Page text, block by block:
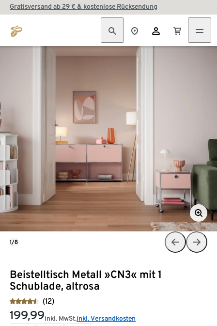
Gratisversand ab 29 € & kostenlose Rücksendung
Beistelltisch Metall »CN3« mit 1
Schublade, altrosa
(12)
199,99inkl. MwSt.inkl. Versandkosten
1/8